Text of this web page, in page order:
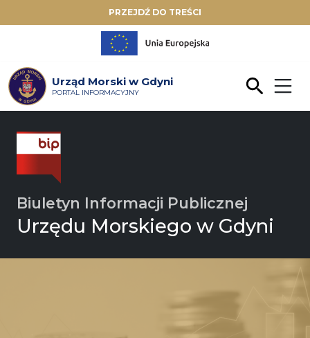
PRZEJDŹ DO TREŚCI
Urząd Morski w Gdyni
PORTAL INFORMACYJNY
Biuletyn Informacji Publicznej
Urzędu Morskiego w Gdyni